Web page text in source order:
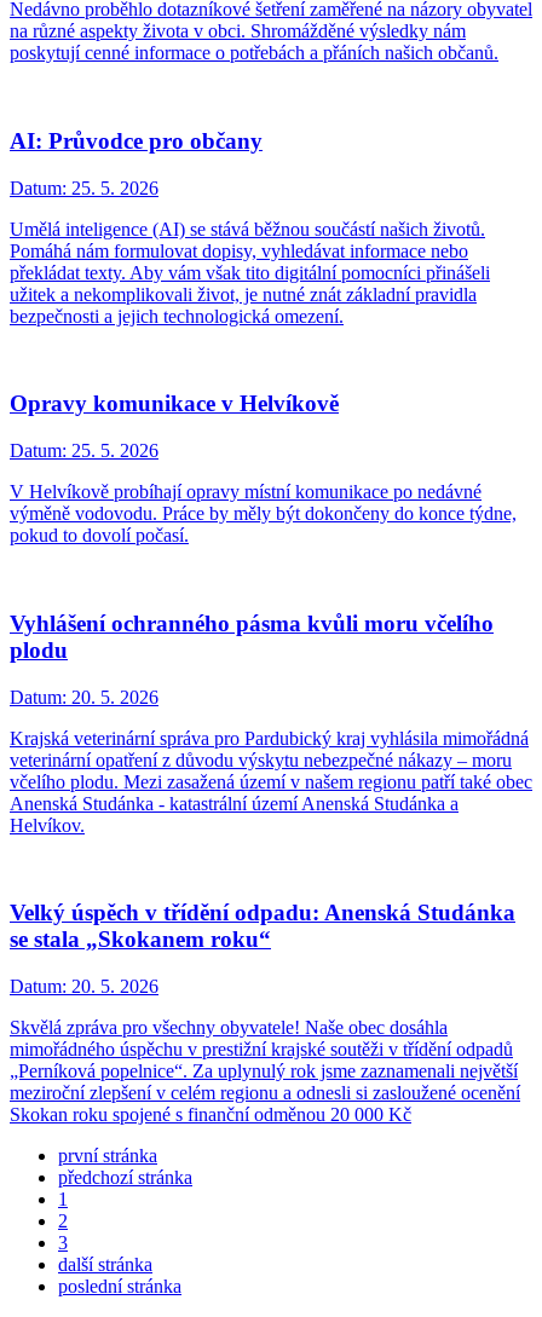
Nedávno proběhlo dotazníkové šetření zaměřené na názory obyvatel
na různé aspekty života v obci. Shromážděné výsledky nám
poskytují cenné informace o potřebách a přáních našich občanů.
AI: Průvodce pro občany
Datum: 25. 5. 2026
Umělá inteligence (AI) se stává běžnou součástí našich životů.
Pomáhá nám formulovat dopisy, vyhledávat informace nebo
překládat texty. Aby vám však tito digitální pomocníci přinášeli
užitek a nekomplikovali život, je nutné znát základní pravidla
bezpečnosti a jejich technologická omezení.
Opravy komunikace v Helvíkově
Datum: 25. 5. 2026
V Helvíkově probíhají opravy místní komunikace po nedávné
výměně vodovodu. Práce by měly být dokončeny do konce týdne,
pokud to dovolí počasí.
Vyhlášení ochranného pásma kvůli moru včelího
plodu
Datum: 20. 5. 2026
Krajská veterinární správa pro Pardubický kraj vyhlásila mimořádná
veterinární opatření z důvodu výskytu nebezpečné nákazy – moru
včelího plodu. Mezi zasažená území v našem regionu patří také obec
Anenská Studánka - katastrální území Anenská Studánka a
Helvíkov.
Velký úspěch v třídění odpadu: Anenská Studánka
se stala „Skokanem roku“
Datum: 20. 5. 2026
Skvělá zpráva pro všechny obyvatele! Naše obec dosáhla
mimořádného úspěchu v prestižní krajské soutěži v třídění odpadů
„Perníková popelnice“. Za uplynulý rok jsme zaznamenali největší
meziroční zlepšení v celém regionu a odnesli si zasloužené ocenění
Skokan roku spojené s finanční odměnou 20 000 Kč
první stránka
předchozí stránka
1
2
3
další stránka
poslední stránka